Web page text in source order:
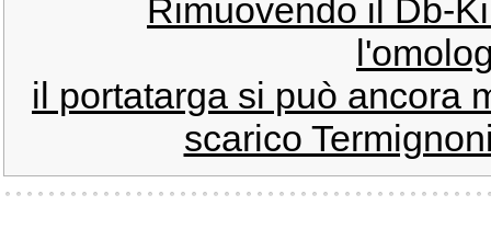
Rimuovendo il Db-
il portatarga si può ancora
scarico